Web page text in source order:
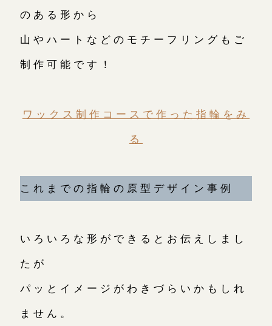
のある形から
山やハートなどのモチーフリングもご
制作可能です！
ワックス制作コースで作った指輪をみ
る
これまでの指輪の原型デザイン事例
いろいろな形ができるとお伝えしまし
たが
パッとイメージがわきづらいかもしれ
ません。